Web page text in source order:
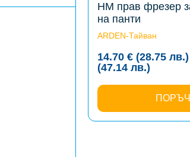
HM прав фрезер
на панти
ARDEN-Тайван
14.70 € (28.75 лв.)
(47.14 лв.)
14.70 €
(28.75
лв.)
through